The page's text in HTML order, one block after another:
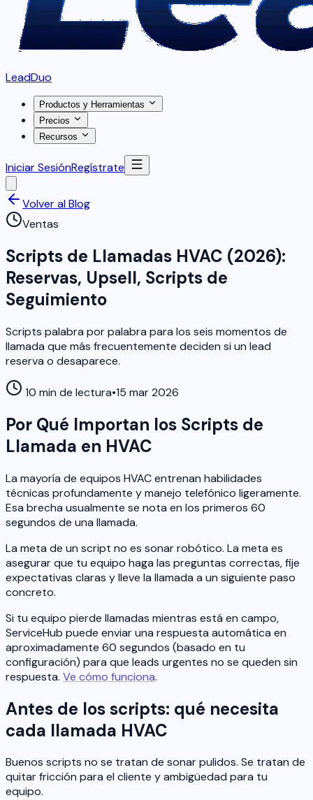
LeadDuo
Productos y Herramientas
Precios
Recursos
Iniciar SesiónRegístrate
Volver al Blog
Ventas
Scripts de Llamadas HVAC (2026):
Reservas, Upsell, Scripts de
Seguimiento
Scripts palabra por palabra para los seis momentos de
llamada que más frecuentemente deciden si un lead
reserva o desaparece.
10 min de lectura•15 mar 2026
Por Qué Importan los Scripts de
Llamada en HVAC
La mayoría de equipos HVAC entrenan habilidades
técnicas profundamente y manejo telefónico ligeramente.
Esa brecha usualmente se nota en los primeros 60
segundos de una llamada.
La meta de un script no es sonar robótico. La meta es
asegurar que tu equipo haga las preguntas correctas, fije
expectativas claras y lleve la llamada a un siguiente paso
concreto.
Si tu equipo pierde llamadas mientras está en campo,
ServiceHub puede enviar una respuesta automática en
aproximadamente 60 segundos (basado en tu
configuración) para que leads urgentes no se queden sin
respuesta. Ve cómo funciona.
Antes de los scripts: qué necesita
cada llamada HVAC
Buenos scripts no se tratan de sonar pulidos. Se tratan de
quitar fricción para el cliente y ambigüedad para tu
equipo.